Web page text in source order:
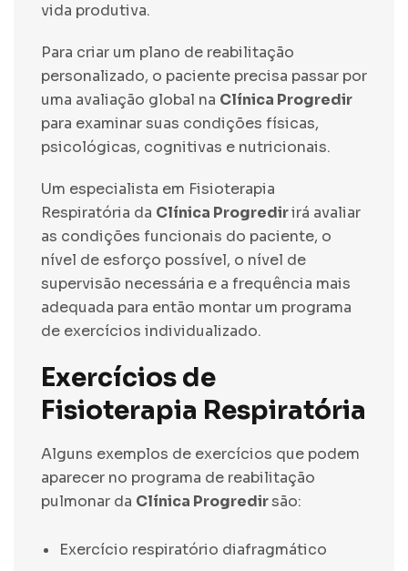
vida produtiva.
Para criar um plano de reabilitação
personalizado, o paciente precisa passar por
uma avaliação global na Clínica Progredir
para examinar suas condições físicas,
psicológicas, cognitivas e nutricionais.
Um especialista em Fisioterapia
Respiratória da Clínica Progredirirá avaliar
as condições funcionais do paciente, o
nível de esforço possível, o nível de
supervisão necessária e a frequência mais
adequada para então montar um programa
de exercícios individualizado.
Exercícios de
Fisioterapia Respiratória
Alguns exemplos de exercícios que podem
aparecer no programa de reabilitação
pulmonar da Clínica Progredirsão:
Exercício respiratório diafragmático